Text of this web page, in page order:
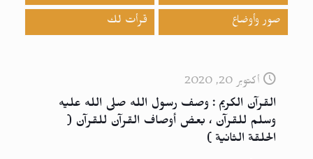
صور وأوضاع قرأت لك
أكتوبر 20, 2020
القرآن الكريم : وصف رسول الله صلى الله عليه
وسلم للقرآن ، بعض أوصاف القرآن للقرآن (
الحلقة الثانية )